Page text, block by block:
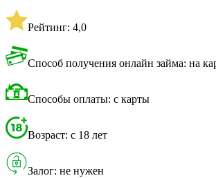
Рейтинг: 4,0
Способ получения онлайн займа: на
Способы оплаты: с карты
Возраст: с 18 лет
Залог: не нужен